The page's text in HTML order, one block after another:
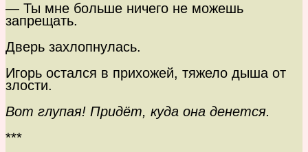
— Ты мне больше ничего не можешь
запрещать.
Дверь захлопнулась.
Игорь остался в прихожей, тяжело дыша от
злости.
Вот глупая! Придёт, куда она денется.
***